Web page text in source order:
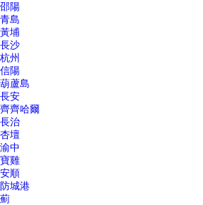
邵陽
青島
黃埔
長沙
杭州
信陽
葫蘆島
長安
齊齊哈爾
長治
杏壇
渝中
寶雞
安順
防城港
薊